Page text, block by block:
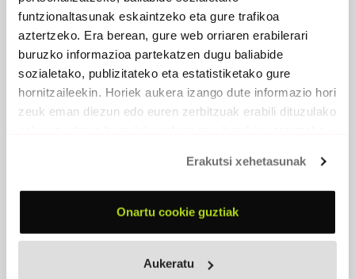
funtzionaltasunak eskaintzeko eta gure trafikoa
aztertzeko. Era berean, gure web orriaren erabilerari
buruzko informazioa partekatzen dugu baliabide
sozialetako, publizitateko eta estatistiketako gure
hornitzaileekin. Horiek aukera izango dute informazio hori
zeuk eman diezun edo euren zerbitzuak erabili dituzulako
Erakutsi xehetasunak
Onartu cookie guztiak
Aukeratu
MENTZA_REMIX